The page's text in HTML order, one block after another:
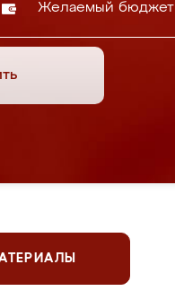
Желаемый бюджет